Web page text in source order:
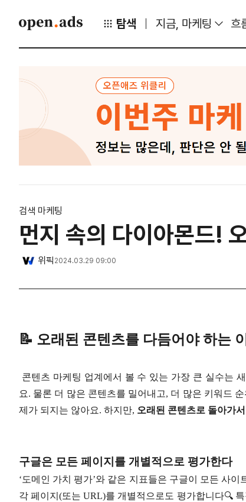
탐색 지금, 마케팅 흐
검색 마케팅
먼지 속의 다이아몬드!
위픽 2024.03.29 09:00
📝 오래된 콘텐츠를 다듬어야 하는
콘텐츠 마케팅 업계에서 볼 수 있는 가장 큰 실수는
요. 물론 더 많은 콘텐츠를 밀어내고, 더 많은 키워드
제가 되지는 않아요. 하지만, 오래된 콘텐츠로 돌아가
구글은 모든 페이지를 개별적으로 평가한다
‘도메인 가치 평가’와 같은 지표들은 구글이 모든 사
각 페이지(또는 URL)를 개별적으로도 평가합니다🔍